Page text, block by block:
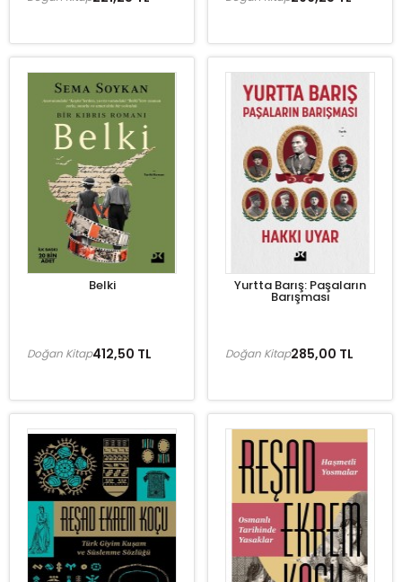
Belki
412,50 TL
Doğan Kitap
Yurtta Barış: Paşaların
Barışması
285,00 TL
Doğan Kitap